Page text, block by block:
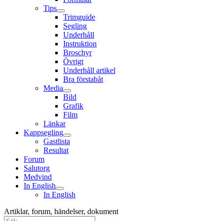
Tips
Trimguide
Segling
Underhåll
Instruktion
Broschyr
Övrigt
Underhåll artikel
Bra förstabåt
Media
Bild
Grafik
Film
Länkar
Kappsegling
Gastlista
Resultat
Forum
Salutorg
Medvind
In English
In English
Artiklar, forum, händelser, dokument